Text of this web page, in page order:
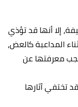
إلا أنها قد تؤذي
المداعبة كالعض،
معرفتها عن
تختفي آثارها